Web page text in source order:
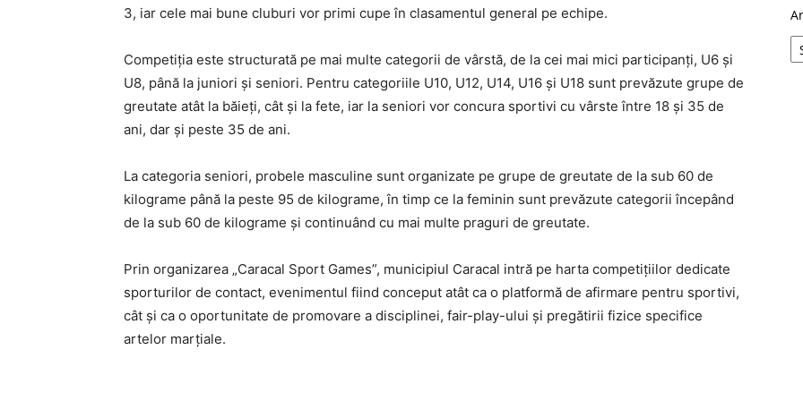
3, iar cele mai bune cluburi vor primi cupe în clasamentul general pe echipe.
Competiția este structurată pe mai multe categorii de vârstă, de la cei mai mici participanți, U6 și
U8, până la juniori și seniori. Pentru categoriile U10, U12, U14, U16 și U18 sunt prevăzute grupe de
greutate atât la băieți, cât și la fete, iar la seniori vor concura sportivi cu vârste între 18 și 35 de
ani, dar și peste 35 de ani.
La categoria seniori, probele masculine sunt organizate pe grupe de greutate de la sub 60 de
kilograme până la peste 95 de kilograme, în timp ce la feminin sunt prevăzute categorii începând
de la sub 60 de kilograme și continuând cu mai multe praguri de greutate.
Prin organizarea „Caracal Sport Games”, municipiul Caracal intră pe harta competițiilor dedicate
sporturilor de contact, evenimentul fiind conceput atât ca o platformă de afirmare pentru sportivi,
cât și ca o oportunitate de promovare a disciplinei, fair-play-ului și pregătirii fizice specifice
artelor marțiale.